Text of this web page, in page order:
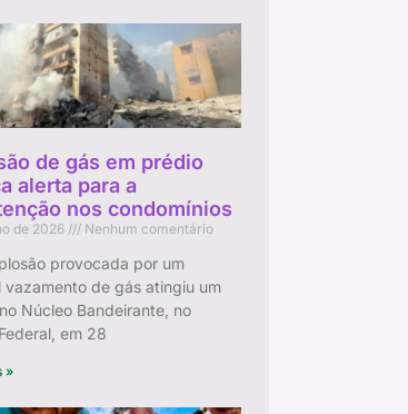
de gás em prédio
alerta para a
nos condomínios
de 2026 Nenhum comentário
provocada por um
vazamento de gás atingiu um
Núcleo Bandeirante, no
em 28
»